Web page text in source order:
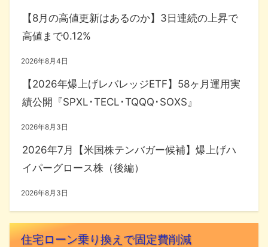
【8月の高値更新はあるのか】3日連続の上昇で
高値まで0.12%
2026年8月4日
【2026年爆上げレバレッジETF】58ヶ月運用実
績公開『SPXL･TECL･TQQQ･SOXS』
2026年8月3日
2026年7月【米国株テンバガー候補】爆上げハ
イパーグロース株（後編）
2026年8月3日
住宅ローン乗り換えで固定費削減